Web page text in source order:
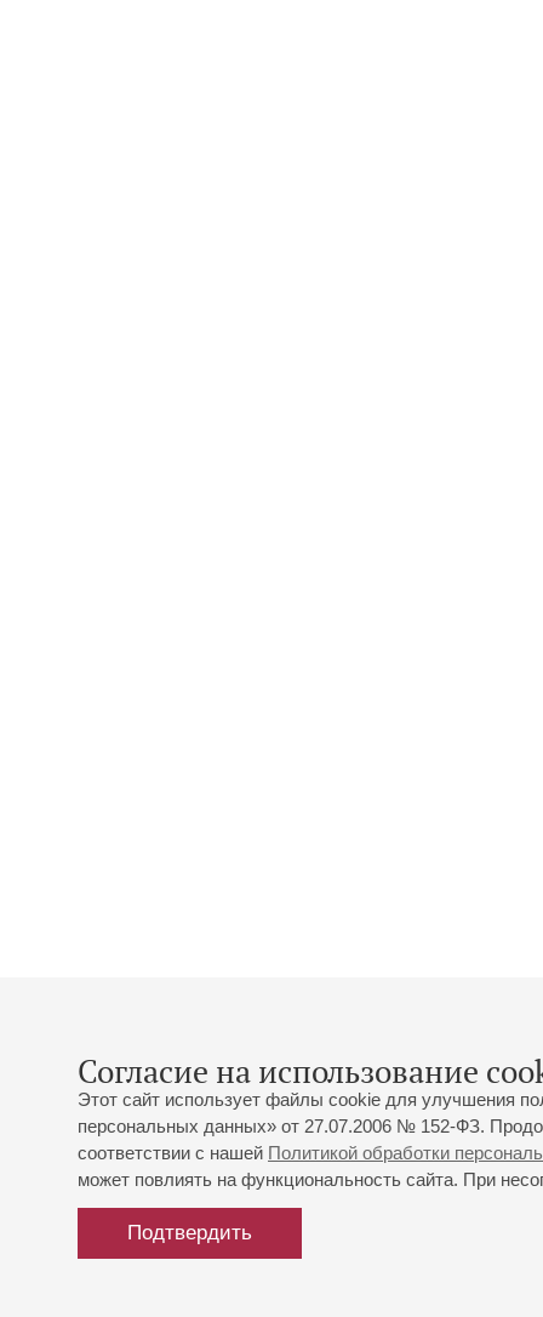
Согласие на использование
Этот сайт использует файлы cookie для улучшения
персональных данных» от 27.07.2006 № 152-ФЗ.
соответствии с нашей Политикой обработки
может повлиять на функциональность сайта. При
Подтвердить